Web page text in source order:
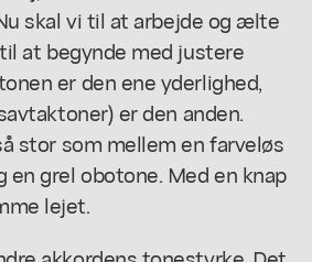
skal vi til at arbejde og ælte
at begynde med justere
er den ene yderlighed,
er den anden.
stor som mellem en farveløs
grel obotone. Med en knap
lejet.